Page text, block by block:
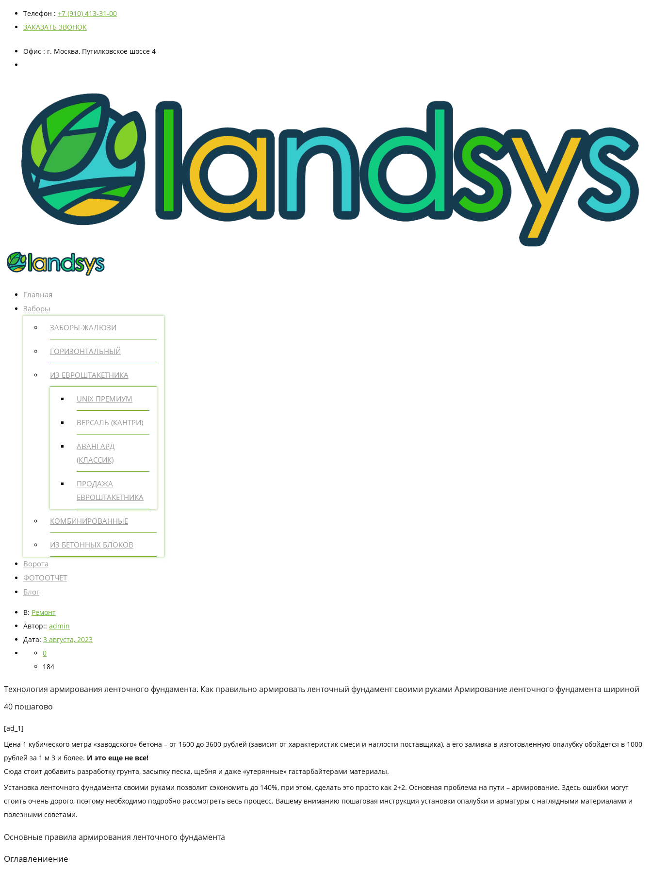
Телефон : +7 (910) 413-31-00
ЗАКАЗАТЬ ЗВОНОК
Офис : г. Москва, Путилковское шоссе 4
Главная
Заборы
ЗАБОРЫ-ЖАЛЮЗИ
ГОРИЗОНТАЛЬНЫЙ
ИЗ ЕВРОШТАКЕТНИКА
UNIX ПРЕМИУМ
ВЕРСАЛЬ (КАНТРИ)
АВАНГАРД
(КЛАССИК)
ПРОДАЖА
ЕВРОШТАКЕТНИКА
КОМБИНИРОВАННЫЕ
ИЗ БЕТОННЫХ БЛОКОВ
Ворота
ФОТООТЧЕТ
Блог
В: Ремонт
Автор:: admin
Дата: 3 августа, 2023
0
184
Технология армирования ленточного фундамента. Как правильно армировать ленточный фундамент своими руками Армирование ленточного фундамента шириной
40 пошагово
[ad_1]
Цена 1 кубического метра «заводского» бетона – от 1600 до 3600 рублей (зависит от характеристик смеси и наглости поставщика), а его заливка в изготовленную опалубку обойдется в 1000
рублей за 1 м 3 и более. И это еще не все!
Сюда стоит добавить разработку грунта, засыпку песка, щебня и даже «утерянные» гастарбайтерами материалы.
Установка ленточного фундамента своими руками позволит сэкономить до 140%, при этом, сделать это просто как 2+2. Основная проблема на пути – армирование. Здесь ошибки могут
стоить очень дорого, поэтому необходимо подробно рассмотреть весь процесс. Вашему вниманию пошаговая инструкция установки опалубки и арматуры с наглядными материалами и
полезными советами.
Основные правила армирования ленточного фундамента
Оглавлениение